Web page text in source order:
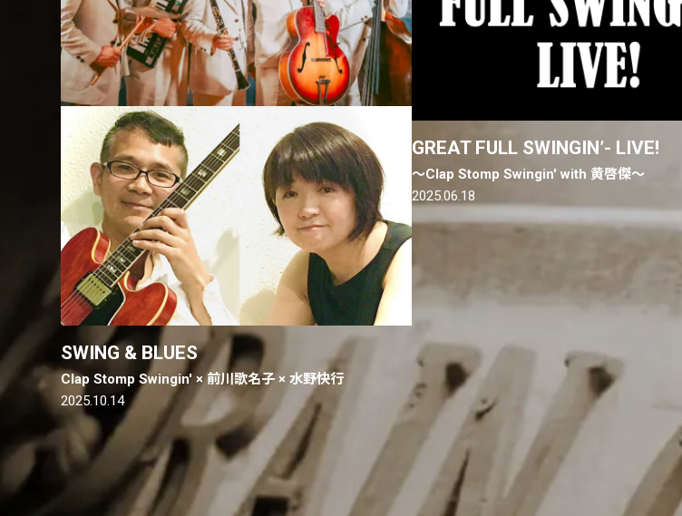
SWING & BLUES
Clap Stomp Swingin' × 前川歌名子 × 水野快行
2025.10.14
GREAT FULL SWINGIN’- LIVE!
〜Clap Stomp Swingin' with 黄啓傑〜
2025.06.18